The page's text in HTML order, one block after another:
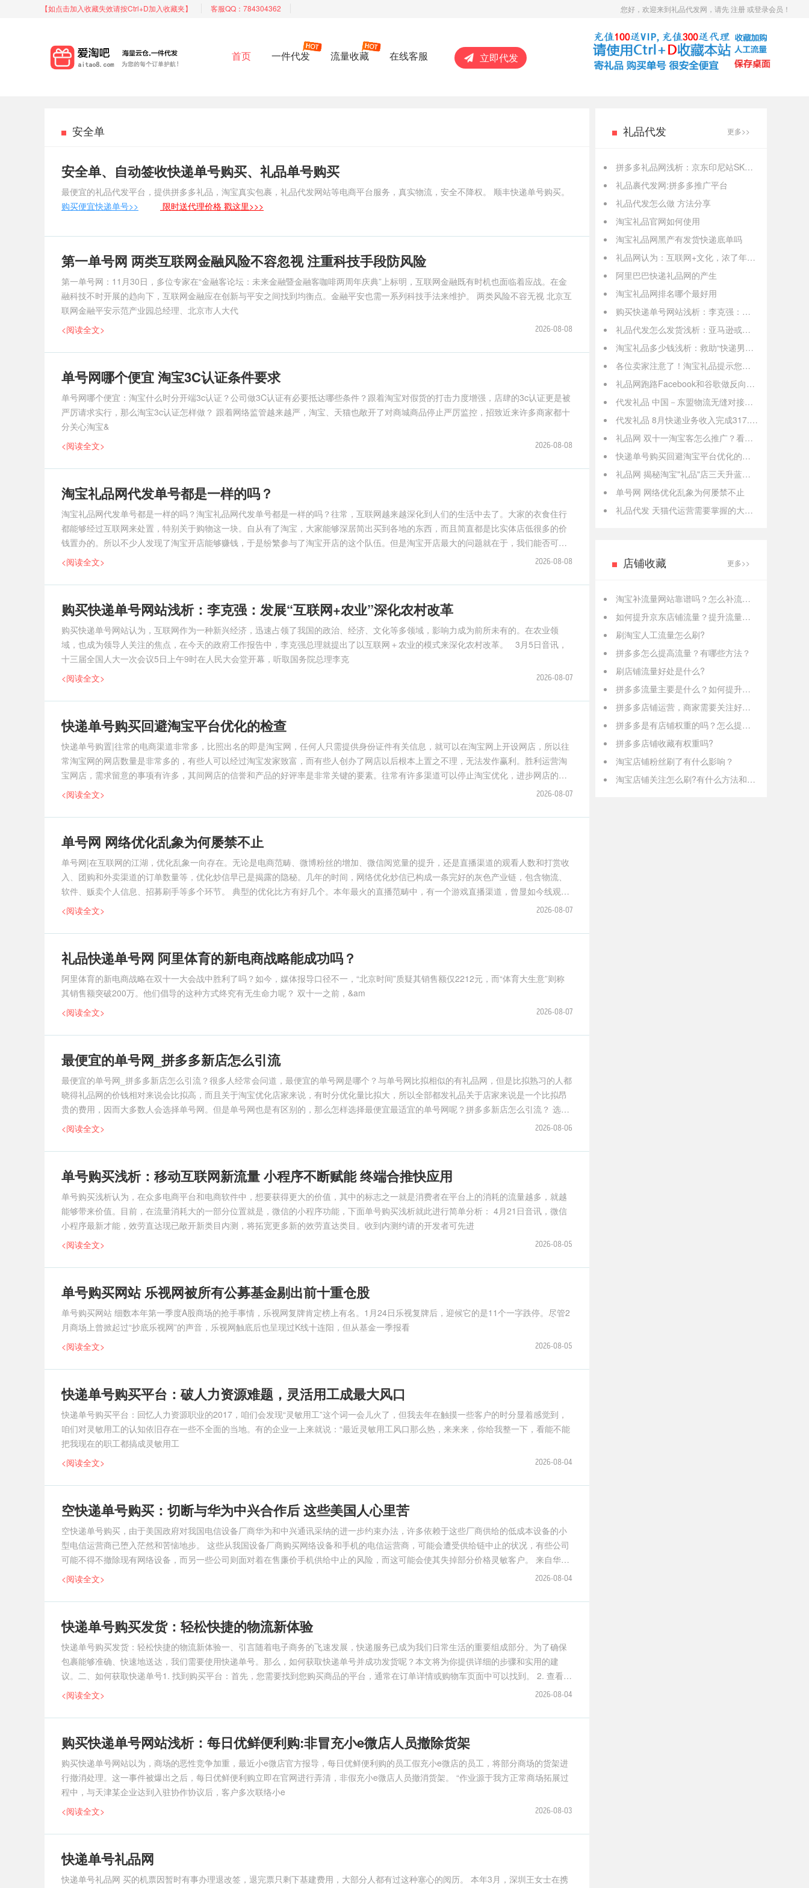
【如点击加入收藏失效请按Ctrl+D加入收藏夹】 客服QQ：784304362 您好，欢迎来到礼品代发网 ，请先 注册或登录会员！
首页 一件代发 流量收藏 在线客服 立即代发
安全单
安全单、自动签收快递单号购买、礼品单号购买
最便宜的礼品代发平台，提供拼多多礼品，淘宝真实包裹，礼品代发网站等电商平台服务， 真实物流，安全不降权。 顺丰快递单号购买。
购买便宜快递单号>>
限时送代理价格 戳这里>>>
第一单号网 两类互联网金融风险不容忽视 注重科技手段防风险
第一单号网：11月30日，多位专家在“金融客论坛：未来金融暨金融客咖啡两周年庆典”上标明，互联网金融既有时机也面临着应战。在金
融科技不时开展的趋向下，互联网金融应在创新与平安之间找到均衡点。金融平安也需一系列科技手法来维护。 两类风险不容无视 北京互
联网金融平安示范产业园总经理、北京市人大代
<阅读全文>
2026-08-08
单号网哪个便宜 淘宝3C认证条件要求
单号网哪个便宜：淘宝什么时分开端3c认证？公司做3C认证有必要抵达哪些条件？跟着淘宝对假货的打击力度增强，店肆的3c认证更是被
严厉请求实行，那么淘宝3c认证怎样做？ 跟着网络监管越来越严，淘宝、天猫也敞开了对商城商品停止严厉监控，招致近来许多商家都十
分关心淘宝&
<阅读全文>
2026-08-08
淘宝礼品网代发单号都是一样的吗？
淘宝礼品网代发单号都是一样的吗？淘宝礼品网代发单号都是一样的吗？往常，互联网越来越深化到人们的生活中去了。大家的衣食住行
都能够经过互联网来处置，特别关于购物这一块。自从有了淘宝，大家能够深居简出买到各地的东西，而且简直都是比实体店低很多的价
钱置办的。所以不少人发现了淘宝开店能够赚钱，于是纷繁参与了淘宝开店的这个队伍。但是淘宝开店最大的问题就在于，我们能否可以
吸收来顾客前来置办我们的商品。网上一样商
<阅读全文> 2026-08-08
购买快递单号网站浅析：李克强：发展“互联网+农业”深化农村改革
购买快递单号网站认为，互联网作为一种新兴经济，迅速占领了我国的政治、经济、文化等多领域，影响力成为前所未有的。在农业领
域，也成为领导人关注的焦点，在今天的政府工作报告中，李克强总理就提出了以互联网＋农业的模式来深化农村改革。 3月5日音讯，
十三届全国人大一次会议5日上午9时在人民大会堂开幕，听取国务院总理李克
<阅读全文>
2026-08-07
快递单号购买回避淘宝平台优化的检查
快递单号购置|往常的电商渠道非常多，比照出名的即是淘宝网，任何人只需提供身份证件有关信息，就可以在淘宝网上开设网店，所以往
常淘宝网的网店数量是非常多的，有些人可以经过淘宝发家致富，而有些人创办了网店以后根本上置之不理，无法发作赢利。胜利运营淘
宝网店，需求留意的事项有许多，其间网店的信誉和产品的好评率是非常关键的要素。往常有许多渠道可以停止淘宝优化，进步网店的信
誉，可是优化很有可能
<阅读全文> 2026-08-07
单号网 网络优化乱象为何屡禁不止
单号网|在互联网的江湖，优化乱象一向存在。无论是电商范畴、微博粉丝的增加、微信阅览量的提升，还是直播渠道的观看人数和打赏收
入、团购和外卖渠道的订单数量等，优化炒信早已是揭露的隐秘。几年的时间，网络优化炒信已构成一条完好的灰色产业链，包含物流、
软件、贩卖个人信息、招募刷手等多个环节。 典型的优化比方有好几个。本年最火的直播范畴中，有一个游戏直播渠道，曾显如今线观看
人数超越了&am
<阅读全文> 2026-08-07
礼品快递单号网 阿里体育的新电商战略能成功吗？
阿里体育的新电商战略在双十一大会战中胜利了吗？如今，媒体报导口径不一，“北京时间”质疑其销售额仅2212元，而“体育大生意”则称
其销售额突破200万。他们倡导的这种方式终究有无生命力呢？ 双十一之前，&am
<阅读全文>
2026-08-07
最便宜的单号网_拼多多新店怎么引流
最便宜的单号网_拼多多新店怎么引流？很多人经常会问道，最便宜的单号网是哪个？与单号网比拟相似的有礼品网，但是比拟熟习的人都
晓得礼品网的价钱相对来说会比拟高，而且关于淘宝优化店家来说，有时分优化量比拟大，所以全部都发礼品关于店家来说是一个比拟昂
贵的费用，因而大多数人会选择单号网。但是单号网也是有区别的，那么怎样选择最便宜最适宜的单号网呢？拼多多新店怎么引流？ 选择
范围较大的
<阅读全文> 2026-08-06
单号购买浅析：移动互联网新流量 小程序不断赋能 终端合推快应用
单号购买浅析认为，在众多电商平台和电商软件中，想要获得更大的价值，其中的标志之一就是消费者在平台上的消耗的流量越多，就越
能够带来价值。目前，在流量消耗大的一部分位置就是，微信的小程序功能，下面单号购买浅析就此进行简单分析： 4月21日音讯，微信
小程序最新才能，效劳直达现已敞开新类目内测，将拓宽更多新的效劳直达类目。收到内测约请的开发者可先进
<阅读全文>
2026-08-05
单号购买网站 乐视网被所有公募基金剔出前十重仓股
单号购买网站 细数本年第一季度A股商场的抢手事情，乐视网复牌肯定榜上有名。1月24日乐视复牌后，迎候它的是11个一字跌停。尽管2
月商场上曾掀起过“抄底乐视网”的声音，乐视网触底后也呈现过K线十连阳，但从基金一季报看
<阅读全文>
2026-08-05
快递单号购买平台：破人力资源难题，灵活用工成最大风口
快递单号购买平台：回忆人力资源职业的2017，咱们会发现“灵敏用工”这个词一会儿火了，但我去年在触摸一些客户的时分显着感觉到，
咱们对灵敏用工的认知依旧存在一些不全面的当地。有的企业一上来就说：“最近灵敏用工风口那么热，来来来，你给我整一下，看能不能
把我现在的职工都搞成灵敏用工
<阅读全文>
2026-08-04
空快递单号购买：切断与华为中兴合作后 这些美国人心里苦
空快递单号购买，由于美国政府对我国电信设备厂商华为和中兴通讯采纳的进一步约束办法，许多依赖于这些厂商供给的低成本设备的小
型电信运营商已堕入茫然和苦恼地步。 这些从我国设备厂商购买网络设备和手机的电信运营商，可能会遭受供给链中止的状况，有些公司
可能不得不撤除现有网络设备，而另一些公司则面对着在售廉价手机供给中止的风险，而这可能会使其失掉部分价格灵敏客户。 来自华尔
街日报的报导称，
<阅读全文> 2026-08-04
快递单号购买发货：轻松快捷的物流新体验
快递单号购买发货：轻松快捷的物流新体验一、引言随着电子商务的飞速发展，快递服务已成为我们日常生活的重要组成部分。为了确保
包裹能够准确、快速地送达，我们需要使用快递单号。那么，如何获取快递单号并成功发货呢？本文将为你提供详细的步骤和实用的建
议。二、如何获取快递单号1. 找到购买平台：首先，您需要找到您购买商品的平台，通常在订单详情或购物车页面中可以找到。 2. 查看订
单状态：在订单列表中，找到您要查
<阅读全文> 2026-08-04
购买快递单号网站浅析：每日优鲜便利购:非冒充小e微店人员撤除货架
购买快递单号网站以为，商场的恶性竞争加重，最近小e微店官方报导，每日优鲜便利购的员工假充小e微店的员工，将部分商场的货架进
行撤消处理。这一事件被爆出之后，每日优鲜便利购立即在官网进行弄清，非假充小e微店人员撤消货架。 “作业源于我方正常商场拓展过
程中，与天津某企业达到入驻协作协议后，客户多次联络小e
<阅读全文>
2026-08-03
快递单号礼品网
快递单号礼品网 买的机票因暂时有事办理退改签，退完票只剩下基建费用，大部分人都有过这种塞心的阅历。 本年3月，深圳王女士在携
礼品代发 更多>>
拼多多礼品网浅析：京东印尼站SKU 超35万 称85%订单可一日达
礼品裹代发网:拼多多推广平台
礼品代发怎么做 方法分享
淘宝礼品官网如何使用
淘宝礼品网黑产有发货快递底单吗
礼品网认为：互联网+文化，浓了年味新了民俗
阿里巴巴快递礼品网的产生
淘宝礼品网排名哪个最好用
购买快递单号网站浅析：李克强：发展“互联网+农业”深化农村改革
礼品代发怎么发货浅析：亚马逊或停售谷歌Nest智能家居产品
淘宝礼品多少钱浅析：救助“快递男孩” 制度应跑在舆论前面
各位卖家注意了！淘宝礼品提示您要警惕这九大交易规则的变化
礼品网跑路Facebook和谷歌做反向宣传：100年对抗极端主义内容
代发礼品 中国－东盟物流无缝对接有待提升
代发礼品 8月快递业务收入完成317.6亿 同比增长43.6%
礼品网 双十一淘宝客怎么推广？看独家秘方
快递单号购买回避淘宝平台优化的检查
礼品网 揭秘淘宝"礼品"店三天升蓝钻 刷手年入百万真的假的？
单号网 网络优化乱象为何屡禁不止
礼品代发 天猫代运营需要掌握的大数据
店铺收藏 更多>>
淘宝补流量网站靠谱吗？怎么补流量？
如何提升京东店铺流量？提升流量的方法有哪些？
刷淘宝人工流量怎么刷?
拼多多怎么提高流量？有哪些方法？
刷店铺流量好处是什么?
拼多多流量主要是什么？如何提升店铺流量？
拼多多店铺运营，商家需要关注好的关键点有哪些？
拼多多是有店铺权重的吗？怎么提高权重？
拼多多店铺收藏有权重吗?
淘宝店铺粉丝刷了有什么影响？
淘宝店铺关注怎么刷?有什么方法和技巧?